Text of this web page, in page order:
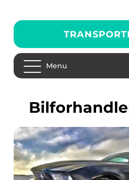
Menu